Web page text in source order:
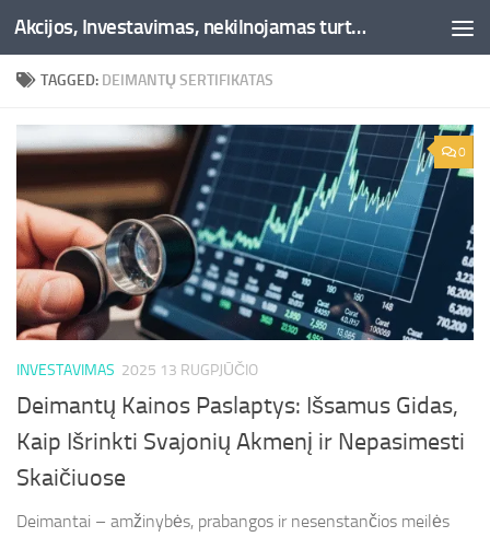
Skip to content Akcijos, Investavimas, nekilnojamas turtas, kriptovaliutos - Besociai.lt
TAGGED: DEIMANTŲ SERTIFIKATAS
0
INVESTAVIMAS 2025 13 RUGPJŪČIO
Deimantų Kainos Paslaptys: Išsamus Gidas,
Kaip Išrinkti Svajonių Akmenį ir Nepasimesti
Skaičiuose
Deimantai – amžinybės, prabangos ir nesenstančios meilės